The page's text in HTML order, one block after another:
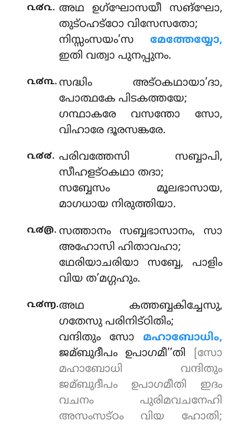
൨൪൨. അഥ ഉഗ്ഘോസയീ സങ്ഘോ,
തുട്ഠഹട്ഠോ വിസേസതോ;
നിസ്സംസയം’സ മേത്തേയ്യോ,
ഇതി വത്വാ പുനപ്പുനം.
൨൪൩.സദ്ധിം അട്ഠകഥായാ’ദാ,
പോത്ഥകേ പിടകത്തയേ;
ഗന്ഥാകരേ വസന്തോ സോ,
വിഹാരേ ദൂരസങ്കരേ.
൨൪൪. പരിവത്തേസി സബ്ബാപി,
സീഹളട്ഠകഥാ തദാ;
സബ്ബേസം മൂലഭാസായ,
മാഗധായ നിരുത്തിയാ.
൨൪൫. സത്താനം സബ്ബഭാസാനം, സാ
അഹോസി ഹിതാവഹാ;
ഥേരിയാചരിയാ സബ്ബേ, പാളിം
വിയ ത’മഗ്ഗഹും.
൨൪൬.അഥ കത്തബ്ബകിച്ചേസു,
ഗതേസു പരിനിട്ഠിതിം;
വന്ദിതും സോ മഹാബോധിം,
ജമ്ബുദീപം ഉപാഗമീ’’തി
[സോ
മഹാബോധി വന്ദിതും
ജമ്ബുദീപം ഉപാഗമീതി ഇദം
വചനം പുരിമവചനേഹി
അസംസട്ഠം വിയ ഹോതി;